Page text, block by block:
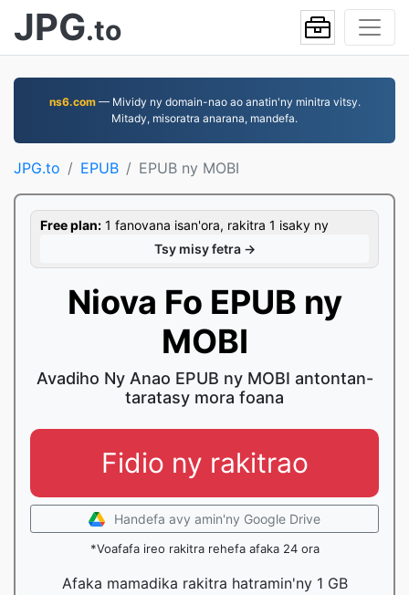
JPG.to
ns6.com— Mividy ny domain-nao ao anatin'ny minitra vitsy.
Mitady, misoratra anarana, mandefa.
JPG.to EPUB EPUB ny MOBI
Free plan: 1 fanovana isan'ora, rakitra 1 isaky ny
Tsy misy fetra →
Niova Fo EPUB ny
MOBI
Avadiho Ny Anao EPUB ny MOBI antontan-
taratasy mora foana
Fidio ny rakitrao
Handefa avy amin'ny Google Drive
*Voafafa ireo rakitra rehefa afaka 24 ora
Afaka mamadika rakitra hatramin'ny 1 GB